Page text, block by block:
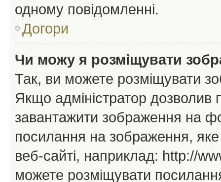
одному повідомленні.
Догори
Чи можу я розміщувати
Так, ви можете розміщувати
Якщо адміністратор
завантажити зображення на
посилання на зображення, яке
веб-сайті, наприклад: http://
можете розміщувати